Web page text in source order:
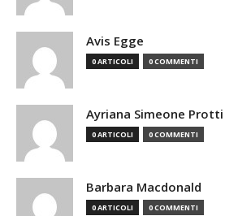
Avis Egge
0 ARTICOLI 0 COMMENTI
Ayriana Simeone Protti
0 ARTICOLI 0 COMMENTI
Barbara Macdonald
0 ARTICOLI 0 COMMENTI